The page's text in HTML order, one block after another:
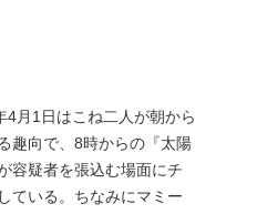
月1日はこね二人が朝から
趣向で、8時からの『太陽
容疑者を張込む場面にチ
ている。ちなみにマミー